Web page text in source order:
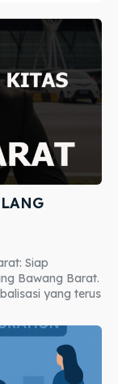
Siap
Bawang Barat.
yang terus